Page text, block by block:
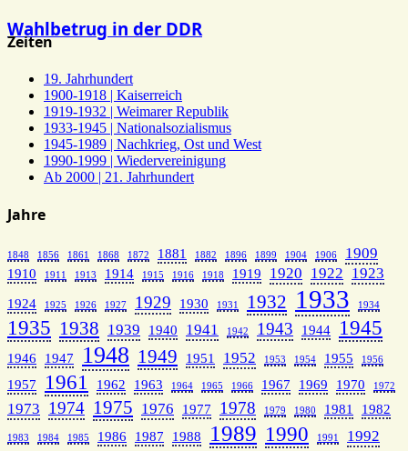
Wahlbetrug in der DDR
Zeiten
19. Jahrhundert
1900-1918 | Kaiserreich
1919-1932 | Weimarer Republik
1933-1945 | Nationalsozialismus
1945-1989 | Nachkrieg, Ost und West
1990-1999 | Wiedervereinigung
Ab 2000 | 21. Jahrhundert
Jahre
1848 1856 1861 1868 1872 1881 1882 1896 1899 1904 1906 1909
1910 1911 1913 1914 1915 1916 1918 1919 1920 1922 1923
1924 1925 1926 1927 1929 1930 1931 1932 1933 1934
1935 1938 1939 1940 1941 1942 1943 1944 1945
1946 1947 1948 1949 1951 1952 1953 1954 1955 1956
1957 1961 1962 1963 1964 1965 1966 1967 1969 1970 1972
1973 1974 1975 1976 1977 1978 1979 1980 1981 1982
1983 1984 1985 1986 1987 1988 1989 1990 1991 1992